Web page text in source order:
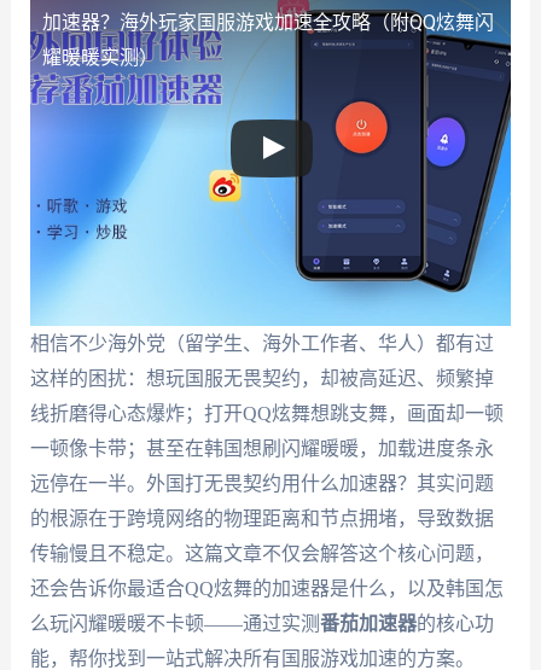
加速器？海外玩家国服游戏加速全攻略（附QQ炫舞闪
耀暖暖实测）
相信不少海外党（留学生、海外工作者、华人）都有过
这样的困扰：想玩国服无畏契约，却被高延迟、频繁掉
线折磨得心态爆炸；打开QQ炫舞想跳支舞，画面却一顿
一顿像卡带；甚至在韩国想刷闪耀暖暖，加载进度条永
远停在一半。外国打无畏契约用什么加速器？其实问题
的根源在于跨境网络的物理距离和节点拥堵，导致数据
传输慢且不稳定。这篇文章不仅会解答这个核心问题，
还会告诉你最适合QQ炫舞的加速器是什么，以及韩国怎
么玩闪耀暖暖不卡顿——通过实测番茄加速器的核心功
能，帮你找到一站式解决所有国服游戏加速的方案。